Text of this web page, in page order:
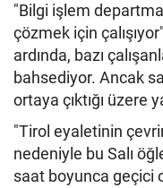
"Bilgi işlem
çözmek için
ardında, bazı
bahsediyor. Ancak
ortaya çıktığı üzere
"Tirol eyaletinin
nedeniyle bu Salı
saat boyunca geçici